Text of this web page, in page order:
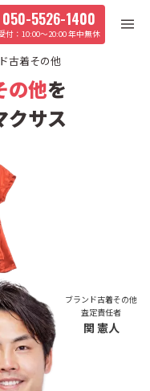
050-5526-1400
10:00〜20:00 年中無休
古着その他
の他を
クサス
ブランド古着その他
査定責任者
関 憲人